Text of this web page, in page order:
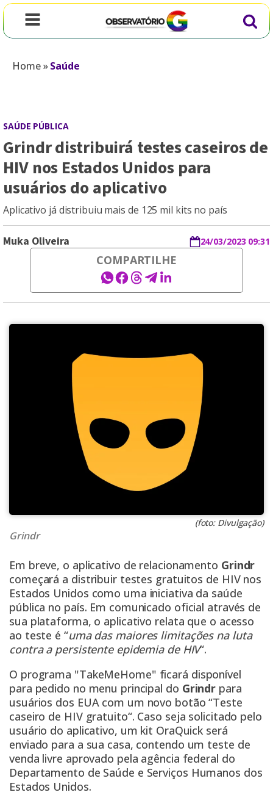
Home»Saúde
SAÚDE PÚBLICA
Grindr distribuirá testes caseiros de
HIV nos Estados Unidos para
usuários do aplicativo
Aplicativo já distribuiu mais de 125 mil kits no país
Muka Oliveira 24/03/2023 09:31
COMPARTILHE
(foto: Divulgação)
Grindr
Em breve, o aplicativo de relacionamento Grindr
começará a distribuir testes gratuitos de HIV nos
Estados Unidos como uma iniciativa da saúde
pública no país. Em comunicado oficial através de
sua plataforma, o aplicativo relata que o acesso
ao teste é “uma das maiores limitações na luta
contra a persistente epidemia de HIV“.
O programa "TakeMeHome" ficará disponível
para pedido no menu principal do Grindr para
usuários dos EUA com um novo botão “Teste
caseiro de HIV gratuito“. Caso seja solicitado pelo
usuário do aplicativo, um kit OraQuick será
enviado para a sua casa, contendo um teste de
venda livre aprovado pela agência federal do
Departamento de Saúde e Serviços Humanos dos
Estados Unidos.